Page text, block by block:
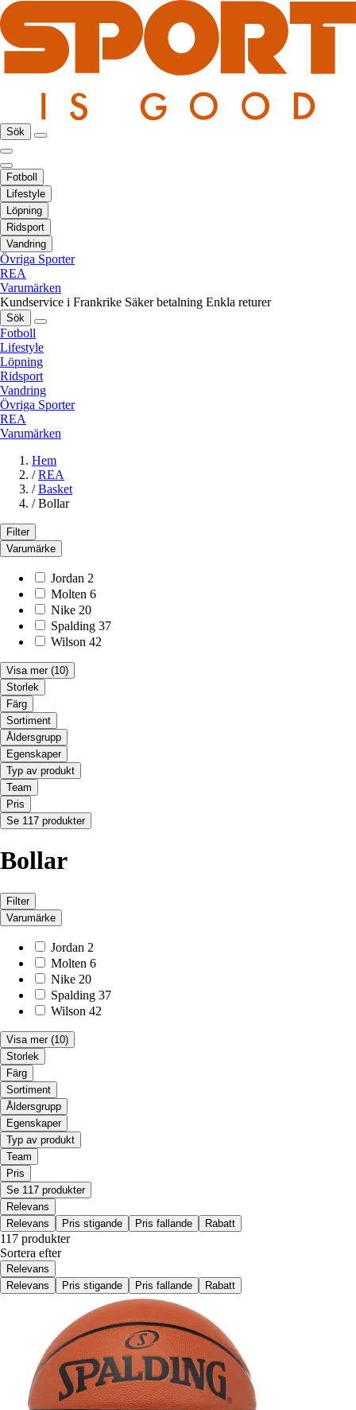
Sök
Fotboll
Lifestyle
Löpning
Ridsport
Vandring
Övriga Sporter
REA
Varumärken
Kundservice i Frankrike Säker betalning Enkla returer
Sök
Fotboll
Lifestyle
Löpning
Ridsport
Vandring
Övriga Sporter
REA
Varumärken
Hem
/ REA
/ Basket
/ Bollar
Filter
Varumärke
Jordan 2
Molten 6
Nike 20
Spalding 37
Wilson 42
Visa mer (10)
Storlek
Färg
Sortiment
Åldersgrupp
Egenskaper
Typ av produkt
Team
Pris
Se 117 produkter
Bollar
Filter
Varumärke
Jordan 2
Molten 6
Nike 20
Spalding 37
Wilson 42
Visa mer (10)
Storlek
Färg
Sortiment
Åldersgrupp
Egenskaper
Typ av produkt
Team
Pris
Se 117 produkter
Relevans
Relevans
Pris stigande Pris fallande Rabatt
117 produkter
Sortera efter
Relevans
Relevans
Pris stigande Pris fallande Rabatt